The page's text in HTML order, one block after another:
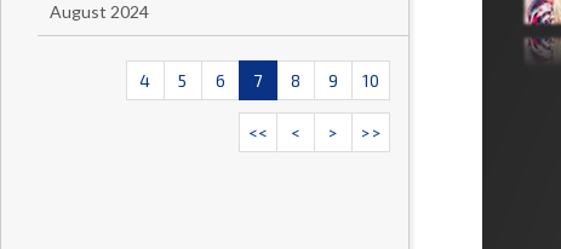
August 2024
4 5 6 7 8 9 10
<< < > >>